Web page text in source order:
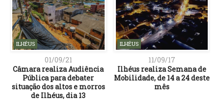
ILHÉUS
01/09/21
Câmara realiza Audiência
Pública para debater
situação dos altos e morros
de Ilhéus, dia 13
ILHÉUS
11/09/17
Ilhéus realiza Semana de
Mobilidade, de 14 a 24 deste
mês